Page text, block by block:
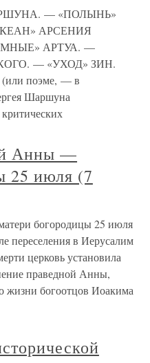
— «ПОЛЫНЬ»
АРСЕНИЯ
АРТУА. —
— «УХОД» ЗИН.
поэме, — в
Шаршуна
Анны —
25 июля (7
богородицы 25 июля
переселения в Иерусалим
церковь установила
праведной Анны,
жизни богоотцов Иоакима